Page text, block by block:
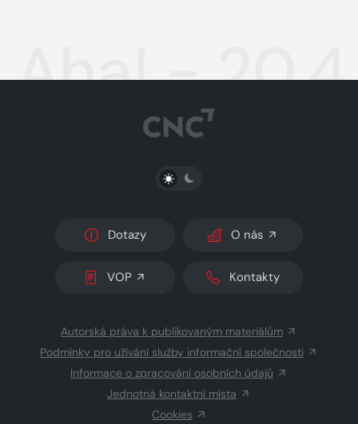
Aha! -
PŘEPNOUT SVĚTLÝ/TMAVÝ REŽIM
Dotazy O nás
VOP Kontakty
Autorská práva k publikovaným materiálům
Podmínky pro užívání služby informační společnosti
Informace o zpracování osobních údajů
Jednotná kontaktní místa
Cookies